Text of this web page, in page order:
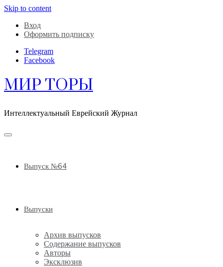
Skip to content
Вход
Оформить подписку
Telegram
Facebook
МИР ТОРЫ
Интеллектуальный Еврейский Журнал
Выпуск №64
Выпуски
Архив выпусков
Содержание выпусков
Авторы
Эксклюзив